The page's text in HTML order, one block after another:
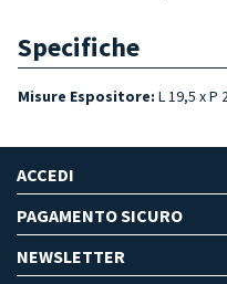
Specifiche
Misure Espositore: L 19,5 x P
ACCEDI
PAGAMENTO SICURO
NEWSLETTER